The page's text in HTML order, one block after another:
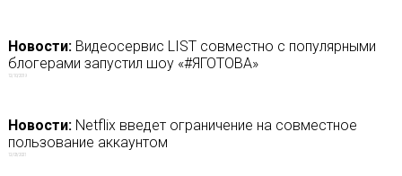
Новости:Видеосервис LIST совместно с популярными
блогерами запустил шоу «#ЯГОТОВА»
12/10/2019
Новости:Netflix введет ограничение на совместное
пользование аккаунтом
12/03/2021